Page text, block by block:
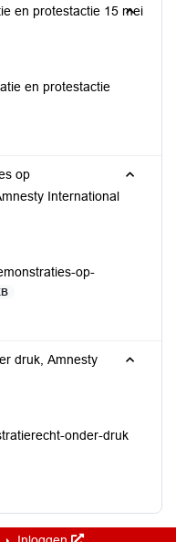
en protestactie 15 mei
en protestactie
op
International
op-
druk, Amnesty
onder-druk